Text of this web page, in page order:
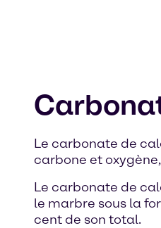
Le carbonate de
carbone et
Le carbonate de
le marbre sous la
cent de son total.